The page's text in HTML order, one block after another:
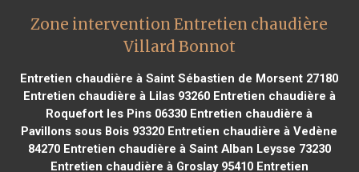
Zone intervention Entretien chaudière
Villard Bonnot
Entretien chaudière à Saint Sébastien de Morsent 27180
Entretien chaudière à Lilas 93260Entretien chaudière à
Roquefort les Pins 06330 Entretien chaudière à
Pavillons sous Bois 93320 Entretien chaudière à Vedène
84270Entretien chaudière à Saint Alban Leysse 73230
Entretien chaudière à Groslay 95410Entretien